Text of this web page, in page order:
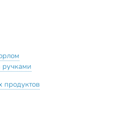
ручками
продуктов